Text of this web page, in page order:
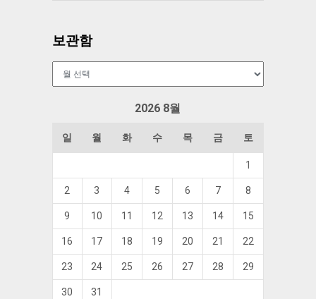
보관함
2026 8월
일 월 화 수 목 금 토
1
2 3 4 5 6 7 8
9 10 11 12 13 14 15
16 17 18 19 20 21 22
23 24 25 26 27 28 29
30 31